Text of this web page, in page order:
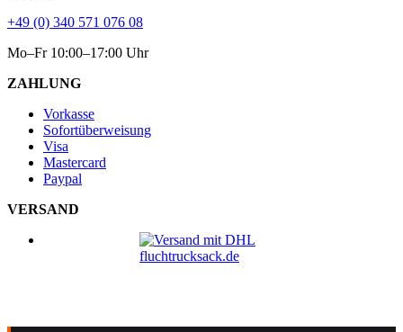
+49 (0) 340 571 076 08
Mo–Fr 10:00–17:00 Uhr
ZAHLUNG
Vorkasse
Sofortüberweisung
Visa
Mastercard
Paypal
VERSAND